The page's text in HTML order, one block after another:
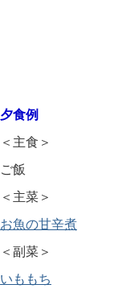
夕食例
＜主食＞
ご飯
＜主菜＞​
お魚の甘辛煮
＜副菜＞
いももち